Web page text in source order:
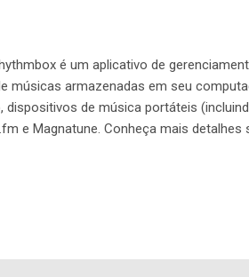
é um aplicativo de
músicas armazenadas em seu
dispositivos de música portáteis
e Magnatune. Conheça mais